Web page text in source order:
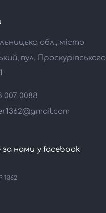
обл., місто
вул. Проскурівського
007 0088
за нами у facebook
1362